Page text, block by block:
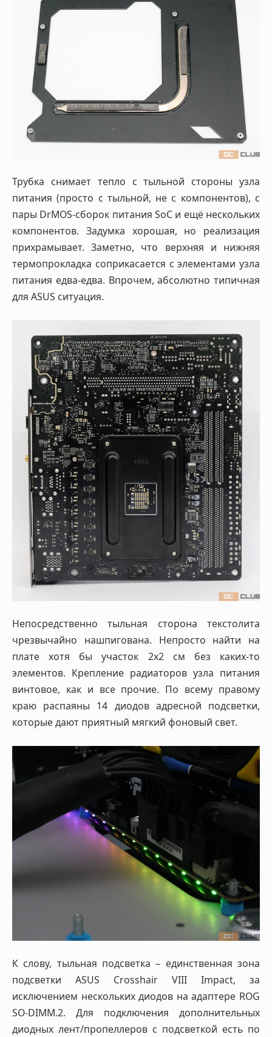
Трубка снимает тепло с тыльной стороны узла
питания (просто с тыльной, не с компонентов), с
пары DrMOS-сборок питания SoC и ещё нескольких
компонентов. Задумка хорошая, но реализация
прихрамывает. Заметно, что верхняя и нижняя
термопрокладка соприкасается с элементами узла
питания едва-едва. Впрочем, абсолютно типичная
для ASUS ситуация.
Непосредственно тыльная сторона текстолита
чрезвычайно нашпигована. Непросто найти на
плате хотя бы участок 2х2 см без каких-то
элементов. Крепление радиаторов узла питания
винтовое, как и все прочие. По всему правому
краю распаяны 14 диодов адресной подсветки,
которые дают приятный мягкий фоновый свет.
К слову, тыльная подсветка – единственная зона
подсветки ASUS Crosshair VIII Impact, за
исключением нескольких диодов на адаптере ROG
SO-DIMM.2. Для подключения дополнительных
диодных лент/пропеллеров с подсветкой есть по